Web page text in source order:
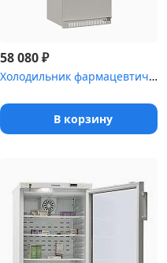
58 080₽
Холодильник фармацевтический Pozis ХФ-400-2 с металлической дверь...
В корзину